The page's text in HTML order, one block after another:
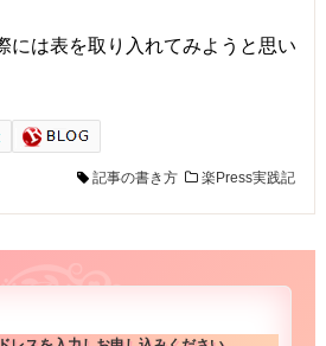
には表を取り入れてみようと思い
記事の書き方 楽Press実践記